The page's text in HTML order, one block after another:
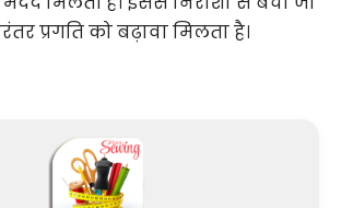
प्रगति को बढ़ावा मिलता है।